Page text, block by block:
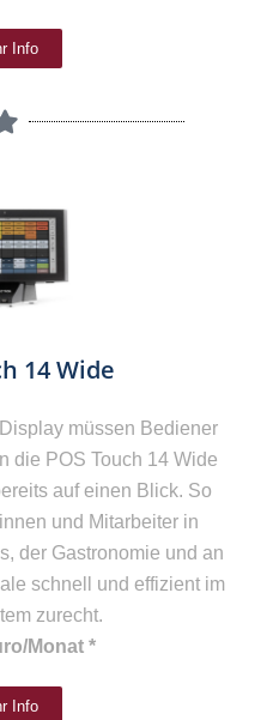
Info
14 Wide
müssen Bediener
die POS Touch 14 Wide
auf einen Blick. So
und Mitarbeiter in
der Gastronomie und an
schnell und effizient im
zurecht.
Monat *
Info